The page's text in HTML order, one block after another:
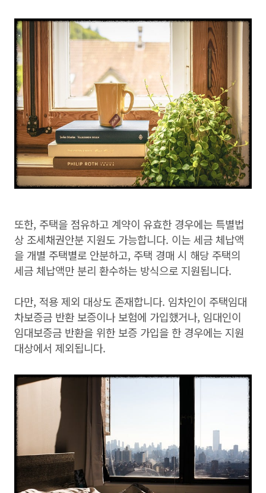
또한, 주택을 점유하고 계약이 유효한 경우에는 특별법
상 조세채권안분 지원도 가능합니다. 이는 세금 체납액
을 개별 주택별로 안분하고, 주택 경매 시 해당 주택의
세금 체납액만 분리 환수하는 방식으로 지원됩니다.
다만, 적용 제외 대상도 존재합니다. 임차인이 주택임대
차보증금 반환 보증이나 보험에 가입했거나, 임대인이
임대보증금 반환을 위한 보증 가입을 한 경우에는 지원
대상에서 제외됩니다.